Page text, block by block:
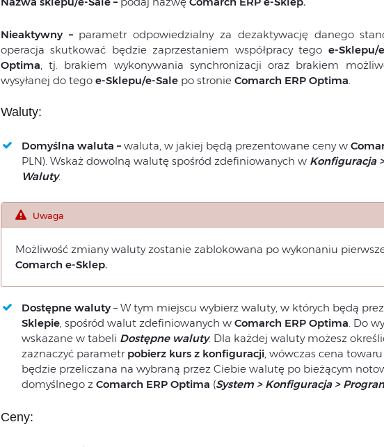
Nieaktywny – parametr odpowiedzialny za dezaktywację danego
operacja skutkować będzie zaprzestaniem współpracy tego e-Sklepu/
Optima, tj. brakiem wykonywania synchronizacji oraz brakiem
wysyłanej do tego e-Sklepu/e-Salepo stronie Comarch ERP Optima.
Waluty:
Domyślna waluta – waluta, w jakiej będą prezentowane ceny w
PLN). Wskaż dowolną walutę spośród zdefiniowanych w Konfiguracja
Waluty.
Uwaga
Możliwość zmiany waluty zostanie zablokowana po wykonaniu
Comarche-Sklep.
Dostępne waluty– W tym miejscu wybierz waluty, w których będą
Sklepie, spośród walut zdefiniowanych w Comarch ERP Optima. Do
wskazane w tabeli Dostępne waluty. Dla każdej waluty możesz
zaznaczyć parametr pobierz kurs z konfiguracji, wówczas cena
będzie przeliczana na wybraną przez Ciebie walutę po bieżącym
domyślnego z Comarch ERP Optima (System > Konfiguracja >
Ceny: